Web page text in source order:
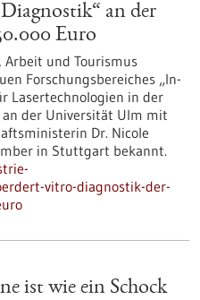
an der
Euro
und Tourismus
Forschungsbereiches „In-
Lasertechnologien in der
an der Universität Ulm mit
Dr. Nicole
in Stuttgart bekannt.
vitro-diagnostik-der-
ist wie ein Schock